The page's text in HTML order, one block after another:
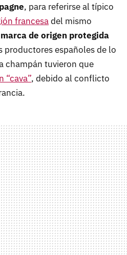
, para referirse al típico
francesadel mismo
de origen protegida
productores españoles de lo
champán tuvieron que
“cava”, debido al conflicto